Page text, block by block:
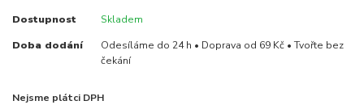
Dostupnost Skladem
Doba dodání
Odesíláme do 24 h • Doprava od 69 Kč • Tvořte bez
čekání
Nejsme plátci DPH